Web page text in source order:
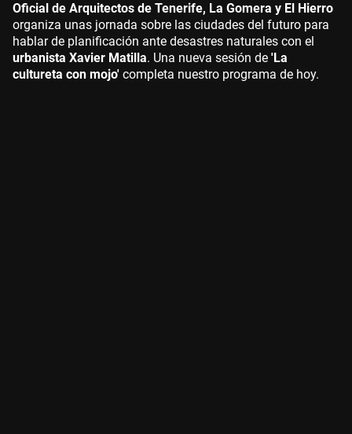
Oficial de Arquitectos de Tenerife, La Gomera y El Hierro
organiza unas jornada sobre las ciudades del futuro para
hablar de planificación ante desastres naturales con el
urbanista Xavier Matilla. Una nueva sesión de 'La
cultureta con mojo' completa nuestro programa de hoy.